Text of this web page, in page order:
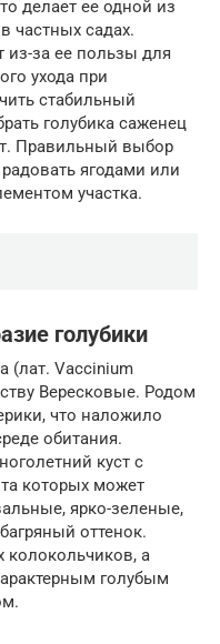
делает ее одной из
частных садах.
из-за ее пользы для
ухода при
стабильный
голубика саженец
Правильный выбор
ягодами или
участка.
голубики
(лат. Vaccinium
Вересковые. Родом
что наложило
обитания.
куст с
которых может
ярко-зеленые,
оттенок.
а
голубым